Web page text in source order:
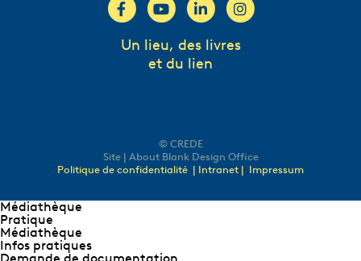
Un lieu, des livres
et du lien
© CREDE
Site | About Blank Design Office
Politique de confidentialité | Intranet | Impressum
Médiathèque
Pratique
Médiathèque
Infos pratiques
Demande de documentation